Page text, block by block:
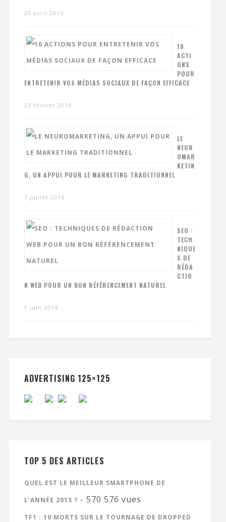
20 avril 2015
10
ACTI
ONS
POUR
ENTRETENIR VOS MÉDIAS SOCIAUX DE FAÇON EFFICACE
23 février 2015
LE
NEUR
OMAR
KETIN
G, UN APPUI POUR LE MARKETING TRADITIONNEL
7 juillet 2014
SEO :
TECH
NIQUE
S DE
RÉDA
CTIO
N WEB POUR UN BON RÉFÉRENCEMENT NATUREL
9 juin 2014
ADVERTISING 125×125
TOP 5 DES ARTICLES
QUEL EST LE MEILLEUR SMARTPHONE DE
L’ANNÉE 2015 ? - 570 576 vues
TF1 : 10 MORTS SUR LE TOURNAGE DE DROPPED